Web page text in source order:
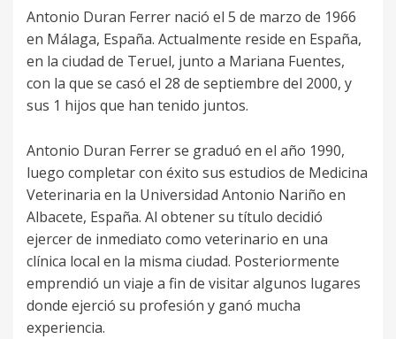
Antonio Duran Ferrer nació el 5 de marzo de 1966
en Málaga, España. Actualmente reside en España,
en la ciudad de Teruel, junto a Mariana Fuentes,
con la que se casó el 28 de septiembre del 2000, y
sus 1 hijos que han tenido juntos.
Antonio Duran Ferrer se graduó en el año 1990,
luego completar con éxito sus estudios de Medicina
Veterinaria en la Universidad Antonio Nariño en
Albacete, España. Al obtener su título decidió
ejercer de inmediato como veterinario en una
clínica local en la misma ciudad. Posteriormente
emprendió un viaje a fin de visitar algunos lugares
donde ejerció su profesión y ganó mucha
experiencia.